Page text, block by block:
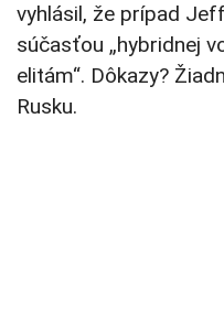
vyhlásil, že prípad
súčasťou „hybridnej
elitám“. Dôkazy?
Rusku.